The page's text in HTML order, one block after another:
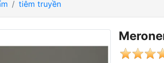
tiêm truyền